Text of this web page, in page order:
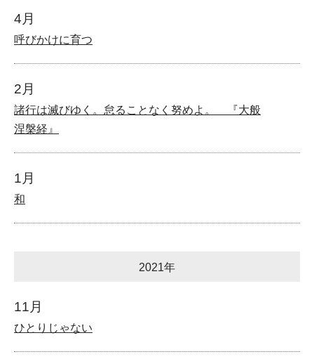
4月
呼びかけに育つ
2月
諸行は滅びゆく。怠ることなく努めよ。 『大般
涅槃経』
1月
和
2021年
11月
ひとりじゃない